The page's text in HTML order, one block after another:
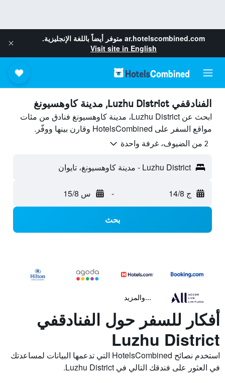
ar.hotelscombined.com متوفر أيضاً باللغة الإنجليزية.
Visit site in English
الفنادقفي Luzhu District, مدينة كاوهسيونغ
ابحث عن Luzhu District، مدينة كاوهسيونغ فنادق من مئات
مواقع السفر على HotelsCombined وقارن بينها ووفّر.
2 من الضيوف، غرفة واحدة
Luzhu District - مدينة كاوهسيونغ، تايوان
ج 14/8 - س 15/8
بحث
...والمزيد
أفكار للسفر حول الفنادقفي
Luzhu District
استخدم نصائح HotelsCombined التي تدعمها البيانات لمساعدتك
في العثور على فندقك التالي في Luzhu District.